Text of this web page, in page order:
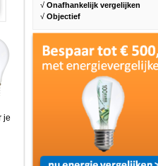
je
√ Onafhankelijk vergelijken
√ Objectief